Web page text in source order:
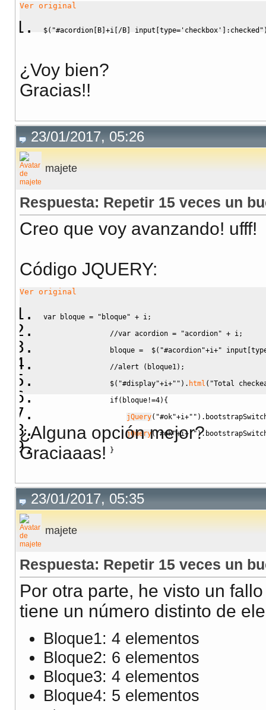
Ver original
$( "#acordion[B]+i[/B] input[type='checkbox']:checked"
¿Voy bien?
Gracias!!
23/01/2017, 05:26
majete
Respuesta: Repetir 15 veces un
Creo que voy avanzando! ufff!
Código JQUERY:
Ver original
var bloque = "bloque" + i ;
//var acordion = "acordion" + i;
bloque = $( "#acordion"+i+"
//alert (bloque1);
$( "#display"+i+"" ) . html ( "Total
if( bloque !=4) {
jQuery( "#ok"+i+"" ) .
jQuery("#ok"+i+ "").
}
¿Alguna opción mejor?
Graciaaas!
23/01/2017, 05:35
majete
Respuesta: Repetir 15 veces un
Por otra parte, he visto un
tiene un número distinto de
Bloque1: 4 elementos
Bloque2: 6 elementos
Bloque3: 4 elementos
Bloque4: 5 elementos